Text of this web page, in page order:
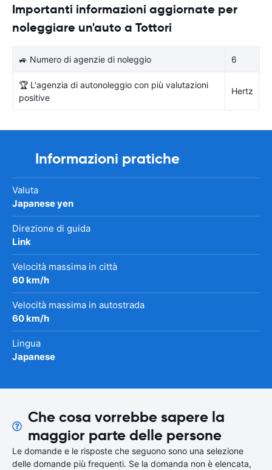
Importanti informazioni aggiornate per
noleggiare un'auto a Tottori
🚙 Numero di agenzie di noleggio 6
🏆 L'agenzia di autonoleggio con più valutazioni
positive
Hertz
Informazioni pratiche
Valuta
Japanese yen
Direzione di guida
Link
Velocità massima in città
60 km/h
Velocità massima in autostrada
60 km/h
Lingua
Japanese
Che cosa vorrebbe sapere la
maggior parte delle persone
Le domande e le risposte che seguono sono una selezione
delle domande più frequenti. Se la domanda non è elencata,